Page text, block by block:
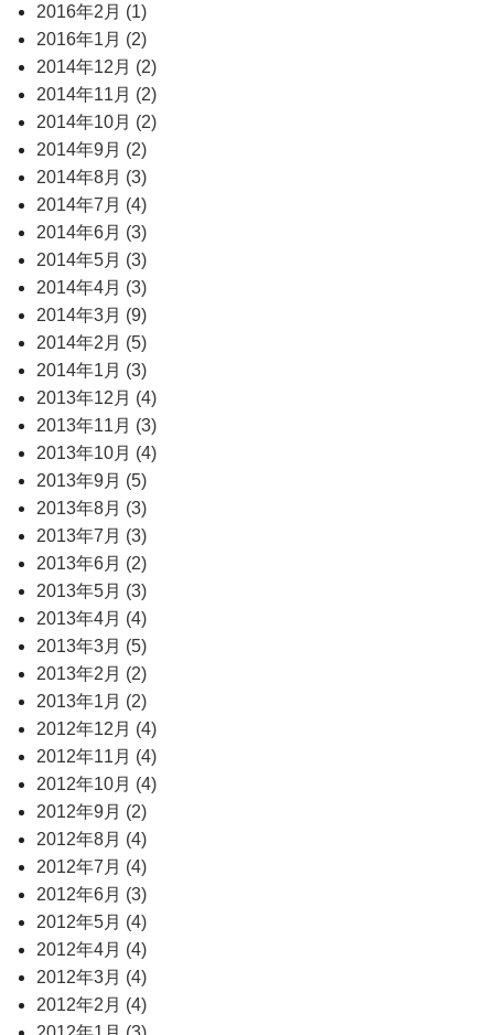
2016年2月 (1)
2016年1月 (2)
2014年12月 (2)
2014年11月 (2)
2014年10月 (2)
2014年9月 (2)
2014年8月 (3)
2014年7月 (4)
2014年6月 (3)
2014年5月 (3)
2014年4月 (3)
2014年3月 (9)
2014年2月 (5)
2014年1月 (3)
2013年12月 (4)
2013年11月 (3)
2013年10月 (4)
2013年9月 (5)
2013年8月 (3)
2013年7月 (3)
2013年6月 (2)
2013年5月 (3)
2013年4月 (4)
2013年3月 (5)
2013年2月 (2)
2013年1月 (2)
2012年12月 (4)
2012年11月 (4)
2012年10月 (4)
2012年9月 (2)
2012年8月 (4)
2012年7月 (4)
2012年6月 (3)
2012年5月 (4)
2012年4月 (4)
2012年3月 (4)
2012年2月 (4)